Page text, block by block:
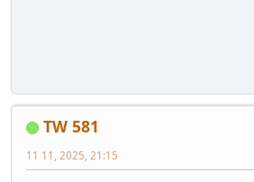
TW 581
11 11, 2025, 21:15